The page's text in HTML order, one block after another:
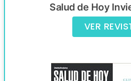
Salud de Hoy
VER